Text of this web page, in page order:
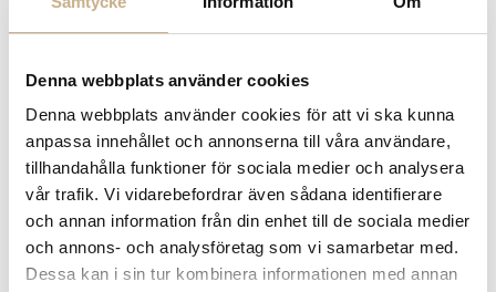
Denna webbplats använder cookies
Denna webbplats använder cookies för att vi ska kunna
anpassa innehållet och annonserna till våra användare,
tillhandahålla funktioner för sociala medier och analysera
vår trafik. Vi vidarebefordrar även sådana identifierare
och annan information från din enhet till de sociala medier
och annons- och analysföretag som vi samarbetar med.
Dessa kan i sin tur kombinera informationen med annan
Fler varianter Beställningsvara
BORDSLAMPA - ROCK TABLE
Fler varianter Beställningsvara
VAUGHAN
BORDSLAMPA - FARNHAM DESK